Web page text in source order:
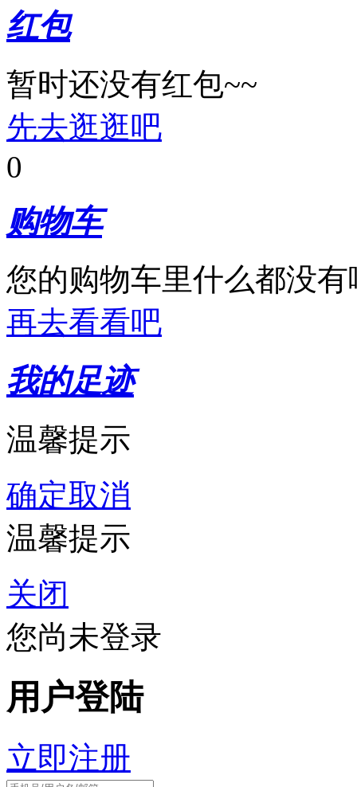
红包
暂时还没有红包~~
先去逛逛吧
0
购物车
您的购物车里什么都没有
再去看看吧
我的足迹
温馨提示
确定取消
温馨提示
关闭
您尚未登录
用户登陆
立即注册